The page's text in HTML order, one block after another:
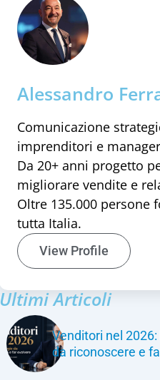
Alessandro
Comunicazione
imprenditori e
Da 20+ anni progetto
migliorare vendite e
Oltre 135.000 persone
tutta Italia.
View Profile
Ultimi Articoli
Venditori nel
da riconoscere e